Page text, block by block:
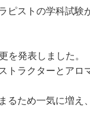
ピストの学科試験
を発表しました。
トラクターとアロ
るため一気に増え